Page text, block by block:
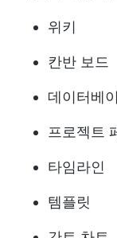
위키
칸반 보드
데이터베
프로젝트
타임라인
템플릿